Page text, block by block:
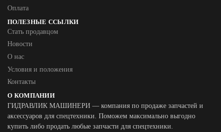
Оплата
ПОЛЕЗНЫЕ ССЫЛКИ
Стать продавцом
Новости
О нас
Условия и положения
Контакты
О КОМПАНИИ
ГИДРАВЛИК МАШИНЕРИ — компания по продаже запчастей и
аксессуаров для спецтехники. Поможем максимально выгодно
купить либо продать любые запчасти для спецтехники.